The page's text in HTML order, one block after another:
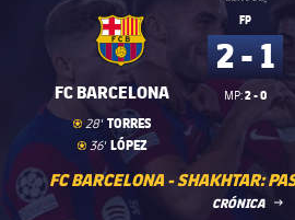
FC BARCELONA
Golgoal
28' TORRES
Golgoal
36' LÓPEZ
FP
2 - 1
MP:2 - 0
FC BARCELONA - SHAKHTAR:
CRÓNICA